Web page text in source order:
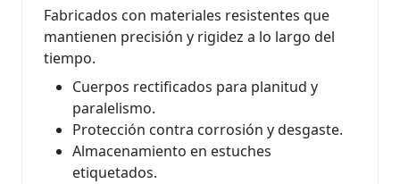
Fabricados con materiales resistentes que
mantienen precisión y rigidez a lo largo del
tiempo.
Cuerpos rectificados para planitud y
paralelismo.
Protección contra corrosión y desgaste.
Almacenamiento en estuches
etiquetados.